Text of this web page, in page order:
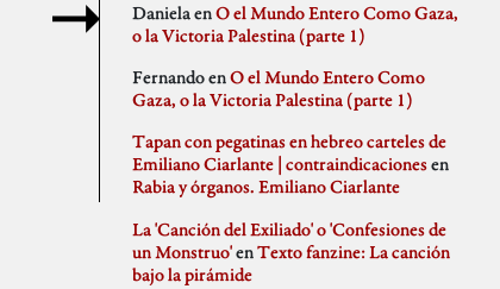
Delincuentes
Difusión
Idioteces
enero 2021
diciembre 2020
noviembre 2020
octubre 2020
septiembre 2020
agosto 2020
julio 2020
junio 2020
mayo 2020
abril 2020
marzo 2020
febrero 2020
Jose A. Miranda
Julian Vidal
monica
Noaz
Pablo
PSJM
Queen of the Bongo
Ruben Santiago
Santi Ochoa
Seccion Madrid
tipo gris
DanielaenO el Mundo Entero Como Gaza,
o la Victoria Palestina (parte 1)
FernandoenO el Mundo Entero Como
Gaza, o la Victoria Palestina (parte 1)
Tapan con pegatinas en hebreo carteles de
Emiliano Ciarlante | contraindicacionesen
Rabia y órganos. Emiliano Ciarlante
La 'Canción del Exiliado' o 'Confesiones de
un Monstruo'enTexto fanzine: La canción
bajo la pirámide